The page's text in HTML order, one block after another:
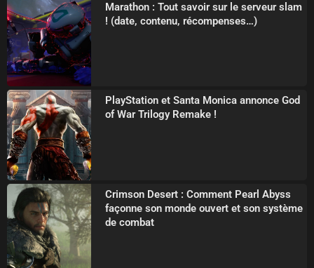
Marathon : Tout savoir sur le serveur slam
! (date, contenu, récompenses…)
PlayStation et Santa Monica annonce God
of War Trilogy Remake !
Crimson Desert : Comment Pearl Abyss
façonne son monde ouvert et son système
de combat